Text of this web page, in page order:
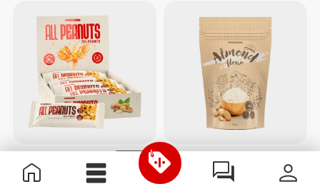
20%
All Peanuts Bar x 10
€11.99
Mandelmehl 250 g